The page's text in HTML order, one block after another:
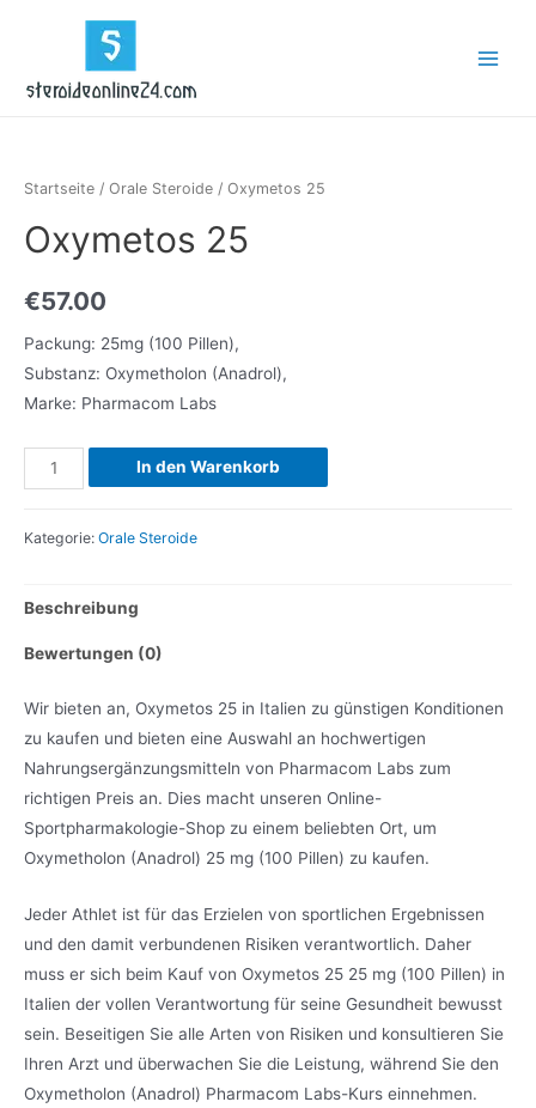
Startseite / Orale Steroide / Oxymetos 25
Oxymetos 25
€57.00
Packung: 25mg (100 Pillen),
Substanz: Oxymetholon (Anadrol),
Marke: Pharmacom Labs
Oxymetos
25
In den Warenkorb
Kategorie: Orale Steroide
Beschreibung
Bewertungen (0)
Wir bieten an, Oxymetos 25 in Italien zu günstigen Konditionen
zu kaufen und bieten eine Auswahl an hochwertigen
Nahrungsergänzungsmitteln von Pharmacom Labs zum
richtigen Preis an. Dies macht unseren Online-
Sportpharmakologie-Shop zu einem beliebten Ort, um
Oxymetholon (Anadrol) 25 mg (100 Pillen) zu kaufen.
Jeder Athlet ist für das Erzielen von sportlichen Ergebnissen
und den damit verbundenen Risiken verantwortlich. Daher
muss er sich beim Kauf von Oxymetos 25 25 mg (100 Pillen) in
Italien der vollen Verantwortung für seine Gesundheit bewusst
sein. Beseitigen Sie alle Arten von Risiken und konsultieren Sie
Ihren Arzt und überwachen Sie die Leistung, während Sie den
Oxymetholon (Anadrol) Pharmacom Labs-Kurs einnehmen.